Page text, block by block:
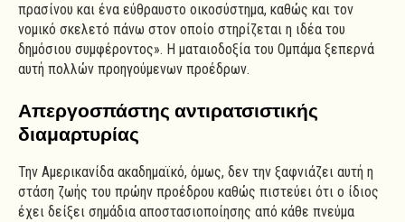
πρασίνου και ένα εύθραυστο οικοσύστημα, καθώς και τον
νομικό σκελετό πάνω στον οποίο στηρίζεται η ιδέα του
δημόσιου συμφέροντος». Η ματαιοδοξία του Ομπάμα ξεπερνά
αυτή πολλών προηγούμενων προέδρων.
Απεργοσπάστης αντιρατσιστικής
διαμαρτυρίας
Την Αμερικανίδα ακαδημαϊκό, όμως, δεν την ξαφνιάζει αυτή η
στάση ζωής του πρώην προέδρου καθώς πιστεύει ότι ο ίδιος
έχει δείξει σημάδια αποστασιοποίησης από κάθε πνεύμα